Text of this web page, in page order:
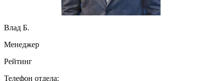
Влад Б.
Менеджер
Рейтинг
Телефон отдела: